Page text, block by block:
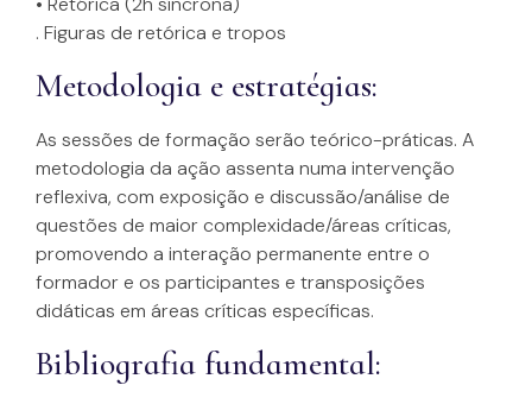
. Figuras de retórica e tropos
Metodologia e estratégias:
As sessões de formação serão teórico-práticas. A
metodologia da ação assenta numa intervenção
reflexiva, com exposição e discussão/análise de
questões de maior complexidade/áreas críticas,
promovendo a interação permanente entre o
formador e os participantes e transposições
didáticas em áreas críticas específicas.
Bibliografia fundamental: